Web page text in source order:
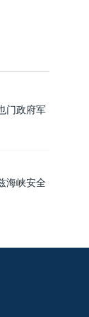
门政府军
海峡安全